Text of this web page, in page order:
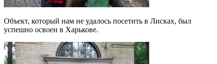
Объект, который нам не удалось посетить в Лисках, был
успешно освоен в Харькове.